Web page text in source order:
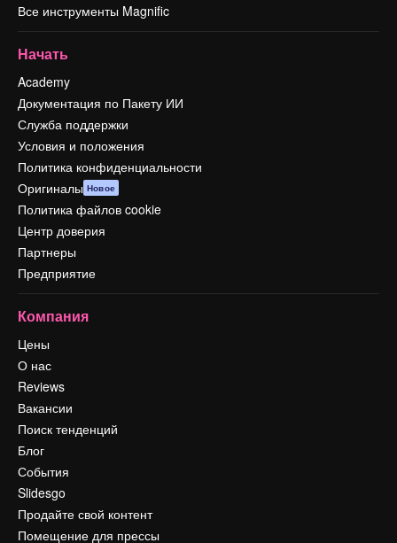
Все инструменты Magnific
Начать
Academy
Документация по Пакету ИИ
Служба поддержки
Условия и положения
Политика конфиденциальности
Оригиналы Новое
Политика файлов cookie
Центр доверия
Партнеры
Предприятие
Компания
Цены
О нас
Reviews
Вакансии
Поиск тенденций
Блог
События
Slidesgo
Продайте свой контент
Помещение для прессы